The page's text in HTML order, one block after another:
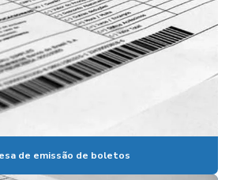
de emissão de boletos